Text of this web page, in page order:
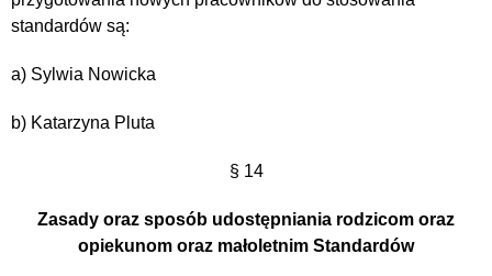
standardów są:
a) Sylwia Nowicka
b) Katarzyna Pluta
§ 14
Zasady oraz sposób udostępniania rodzicom oraz
opiekunom oraz małoletnim Standardów